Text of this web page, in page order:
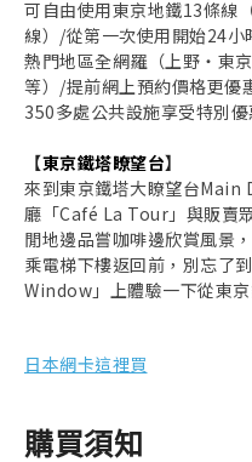
可自由使用東京地鐵13條線
線）/從第一次使用開始24
熱門地區全網羅（上野・東
等）/提前網上預約價格更優
350多處公共設施享受特別優
【東京鐵塔瞭望台】
來到東京鐵塔大瞭望台Main
廳「Café La Tour」與販賣
閒地邊品嘗咖啡邊欣賞風景
乘電梯下樓返回前，別忘了
Window」上體驗一下從東
日本網卡這裡買
購買須知